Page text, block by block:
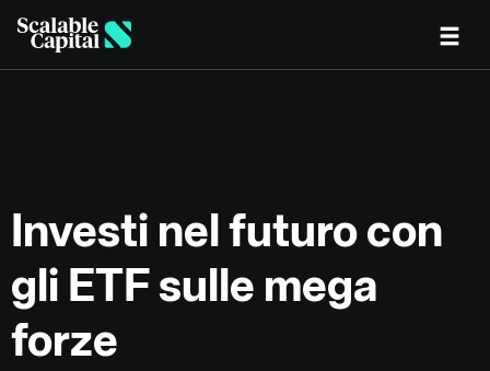
Investi nel futuro con
gli ETF sulle mega
forze